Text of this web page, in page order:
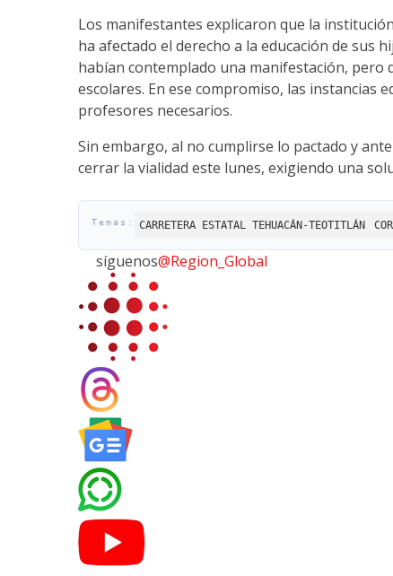
Los manifestantes explicaron que la
ha afectado el derecho a la educación de sus
habían contemplado una manifestación,
escolares. En ese compromiso, las instancias
profesores necesarios.
Sin embargo, al no cumplirse lo pactado y
cerrar la vialidad este lunes, exigiendo una
CARRETERA ESTATAL TEHUACÁN-TEOTITLÁN
síguenos@Region_Global